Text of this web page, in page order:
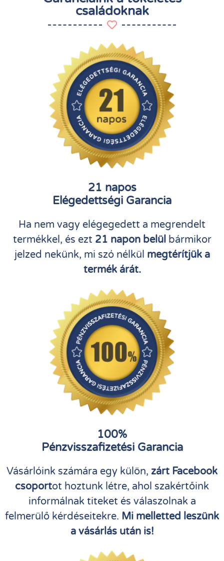
családoknak
21 napos
Elégedettségi Garancia
Ha nem vagy elégegedett a megrendelt
termékkel, és ezt 21 napon belülbármikor
jelzed nekünk, mi szó nélkül megtérítjük a
termék árát.
100%
Pénzvisszafizetési Garancia
Vásárlóink számára egy külön, zárt Facebook
csoportot hoztunk létre, ahol szakértőink
informálnak titeket és válaszolnak a
felmerülő kérdéseitekre. Mi melletted leszünk
a vásárlás után is!